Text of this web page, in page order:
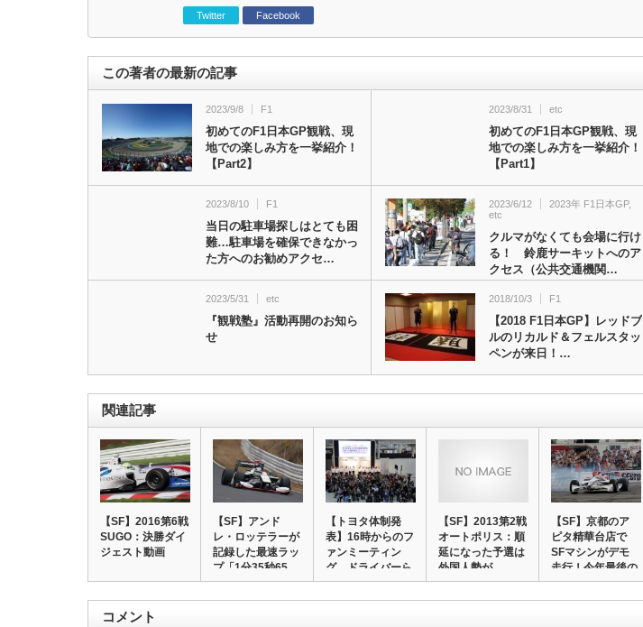
Twitter Facebook
この著者の最新の記事
2023/9/8 F1
初めてのF1日本GP観戦、現
地での楽しみ方を一挙紹介！
【Part2】
2023/8/31 etc
初めてのF1日本GP観戦、現
地での楽しみ方を一挙紹介！
【Part1】
2023/8/10 F1
当日の駐車場探しはとても困
難…駐車場を確保できなかっ
た方へのお勧めアクセ…
2023/6/12 2023年 F1日本GP,
etc
クルマがなくても会場に行け
る！ 鈴鹿サーキットへのア
クセス（公共交通機関…
2023/5/31 etc
『観戦塾』活動再開のお知ら
せ
2018/10/3 F1
【2018 F1日本GP】レッドブ
ルのリカルド＆フェルスタッ
ペンが来日！…
関連記事
【SF】2016第6戦
SUGO：決勝ダイ
ジェスト動画
【SF】アンド
レ・ロッテラーが
記録した最速ラッ
プ「1分35秒65…
【トヨタ体制発
表】16時からのフ
ァンミーティン
グ、ドライバーら
も…
【SF】2013第2戦
オートポリス：順
延になった予選は
外国人勢が…
【SF】京都のア
ピタ精華台店で
SFマシンがデモ
走行！今年最後の
ス…
コメント